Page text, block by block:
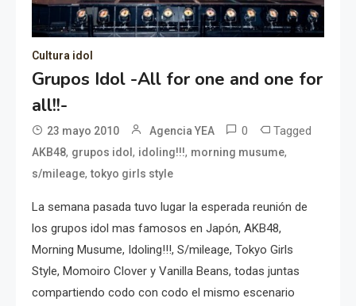
Cultura idol
Grupos Idol -All for one and one for
all!!-
23 mayo 2010 Agencia YEA 0 Tagged
AKB48, grupos idol, idoling!!!, morning musume,
s/mileage,tokyo girls style
La semana pasada tuvo lugar la esperada reunión de
los grupos idol mas famosos en Japón, AKB48,
Morning Musume, Idoling!!!, S/mileage, Tokyo Girls
Style, Momoiro Clover y Vanilla Beans, todas juntas
compartiendo codo con codo el mismo escenario